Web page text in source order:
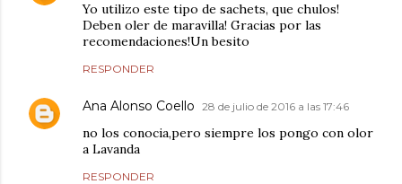
Yo utilizo este tipo de sachets, que chulos!
Deben oler de maravilla! Gracias por las
recomendaciones!Un besito
RESPONDER
Ana Alonso Coello 28 de julio de 2016 a las 17:46
no los conocia,pero siempre los pongo con olor
a Lavanda
RESPONDER